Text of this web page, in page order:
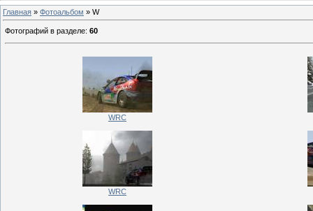
Главная » Фотоальбом » W
Фотографий в разделе: 60
WRC
WRC